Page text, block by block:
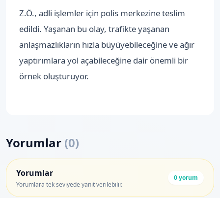
Z.Ö., adli işlemler için polis merkezine teslim
edildi. Yaşanan bu olay, trafikte yaşanan
anlaşmazlıkların hızla büyüyebileceğine ve ağır
yaptırımlara yol açabileceğine dair önemli bir
örnek oluşturuyor.
Yorumlar (0)
Yorumlar
Yorumlara tek seviyede yanıt verilebilir.
0yorum